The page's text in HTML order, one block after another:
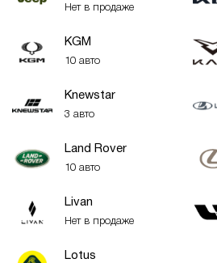
Нет в продаже
KGM
10 авто
Knewstar
3 авто
Land Rover
10 авто
Livan
Нет в продаже
Lotus